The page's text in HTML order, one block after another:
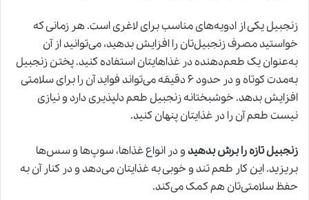
زنجبیل یکی از ادویه‌های مناسب برای لاغری است. هر زمانی که
خواستید مصرف زنجبیل‌تان را افزایش بدهید، می‌توانید از آن
به‌عنوان یک طعم‌دهنده در غذاهایتان استفاده کنید. پختن زنجبیل
به‌مدت کوتاه و در حدود ۶ دقیقه می‌تواند فواید آن را برای سلامتی
افزایش بدهد. خوشبختانه زنجبیل طعم دلپذیری دارد و نیازی
نیست طعم آن را در غذایتان پنهان کنید.
زنجبیل تازه را برش بدهیدو در انواع غذاها، سوپ‌‌ها و سس‌ها
بریزید. این کار طعم تند و خوبی به غذایتان می‌دهد و در کنار آن به
حفظ سلامتی‌تان هم کمک می‌کند.